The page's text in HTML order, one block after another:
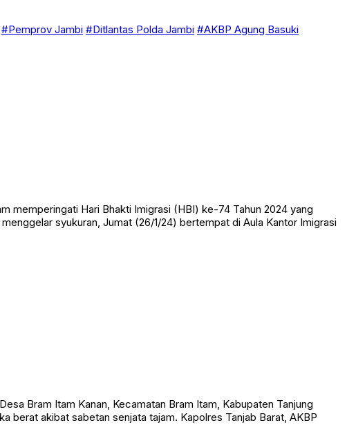
#Pemprov Jambi #Ditlantas Polda Jambi #AKBP Agung Basuki
memperingati Hari Bhakti Imigrasi (HBI) ke-74 Tahun 2024 yang
syukuran, Jumat (26/1/24) bertempat di Aula Kantor Imigrasi
Bram Itam Kanan, Kecamatan Bram Itam, Kabupaten Tanjung
berat akibat sabetan senjata tajam. Kapolres Tanjab Barat, AKBP